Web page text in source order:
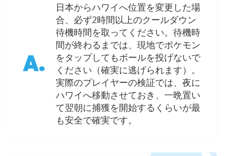
A.
日本からハワイへ位置を変更した場
合、必ず2時間以上のクールダウン
待機時間を取ってください。待機時
間が終わるまでは、現地でポケモン
をタップしてもボールを投げないで
ください（確実に逃げられます）。
実際のプレイヤーの検証では、夜に
ハワイへ移動させておき、一晩置い
て翌朝に捕獲を開始するくらいが最
も安全で確実です。